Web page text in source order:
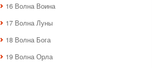
16 Волна Воина
17 Волна Луны
18 Волна Бога
19 Волна Орла